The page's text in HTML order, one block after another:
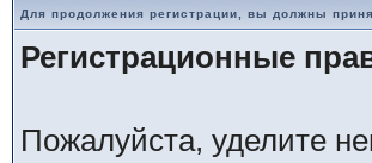
Для продолжения регистрации, вы должны
Регистрационные
Пожалуйста, уделите